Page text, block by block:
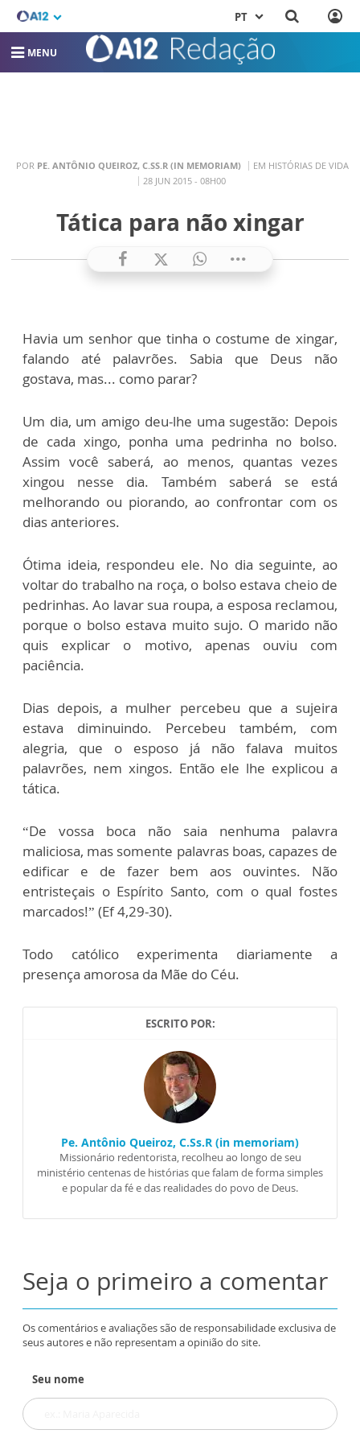
PT
MENU
POR PE. ANTÔNIO QUEIROZ, C.SS.R (IN MEMORIAM)
EM HISTÓRIAS DE VIDA
28 JUN 2015 - 08H00
Tática para não xingar
Havia um senhor que tinha o costume de xingar,
falando até palavrões. Sabia que Deus não
gostava, mas... como parar?
Um dia, um amigo deu-lhe uma sugestão: Depois
de cada xingo, ponha uma pedrinha no bolso.
Assim você saberá, ao menos, quantas vezes
xingou nesse dia. Também saberá se está
melhorando ou piorando, ao confrontar com os
dias anteriores.
Ótima ideia, respondeu ele. No dia seguinte, ao
voltar do trabalho na roça, o bolso estava cheio de
pedrinhas. Ao lavar sua roupa, a esposa reclamou,
porque o bolso estava muito sujo. O marido não
quis explicar o motivo, apenas ouviu com
paciência.
Dias depois, a mulher percebeu que a sujeira
estava diminuindo. Percebeu também, com
alegria, que o esposo já não falava muitos
palavrões, nem xingos. Então ele lhe explicou a
tática.
“De vossa boca não saia nenhuma palavra
maliciosa, mas somente palavras boas, capazes de
edificar e de fazer bem aos ouvintes. Não
entristeçais o Espírito Santo, com o qual fostes
marcados!” (Ef 4,29-30).
Todo católico experimenta diariamente a
presença amorosa da Mãe do Céu.
ESCRITO POR:
Pe. Antônio Queiroz, C.Ss.R (in memoriam)
Missionário redentorista, recolheu ao longo de seu
ministério centenas de histórias que falam de forma simples
e popular da fé e das realidades do povo de Deus.
Seja o primeiro a comentar
Os comentários e avaliações são de responsabilidade exclusiva de
seus autores e não representam a opinião do site.
Seu nome